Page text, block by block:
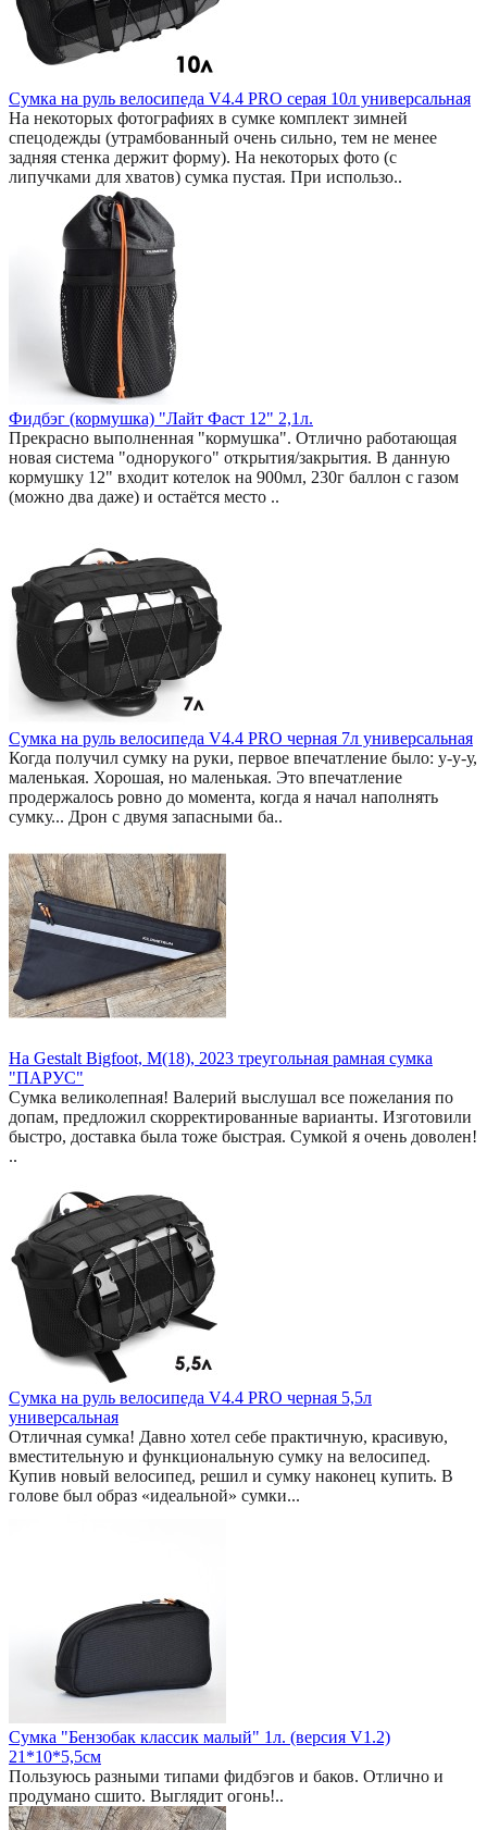
Сумка на руль велосипеда V4.4 PRO серая 10л универсальная
На некоторых фотографиях в сумке комплект зимней
спецодежды (утрамбованный очень сильно, тем не менее
задняя стенка держит форму). На некоторых фото (с
липучками для хватов) сумка пустая. При использо..
Фидбэг (кормушка) "Лайт Фаст 12" 2,1л.
Прекрасно выполненная "кормушка". Отлично работающая
новая система "однорукого" открытия/закрытия. В данную
кормушку 12" входит котелок на 900мл, 230г баллон с газом
(можно два даже) и остаётся место ..
Сумка на руль велосипеда V4.4 PRO черная 7л универсальная
Когда получил сумку на руки, первое впечатление было: у-у-у,
маленькая. Хорошая, но маленькая. Это впечатление
продержалось ровно до момента, когда я начал наполнять
сумку... Дрон с двумя запасными ба..
На Gestalt Bigfoot, M(18), 2023 треугольная рамная сумка
"ПАРУС"
Сумка великолепная! Валерий выслушал все пожелания по
допам, предложил скорректированные варианты. Изготовили
быстро, доставка была тоже быстрая. Сумкой я очень доволен!
..
Сумка на руль велосипеда V4.4 PRO черная 5,5л
универсальная
Отличная сумка! Давно хотел себе практичную, красивую,
вместительную и функциональную сумку на велосипед.
Купив новый велосипед, решил и сумку наконец купить. В
голове был образ «идеальной» сумки...
Сумка "Бензобак классик малый" 1л. (версия V1.2)
21*10*5,5см
Пользуюсь разными типами фидбэгов и баков. Отлично и
продумано сшито. Выглядит огонь!..